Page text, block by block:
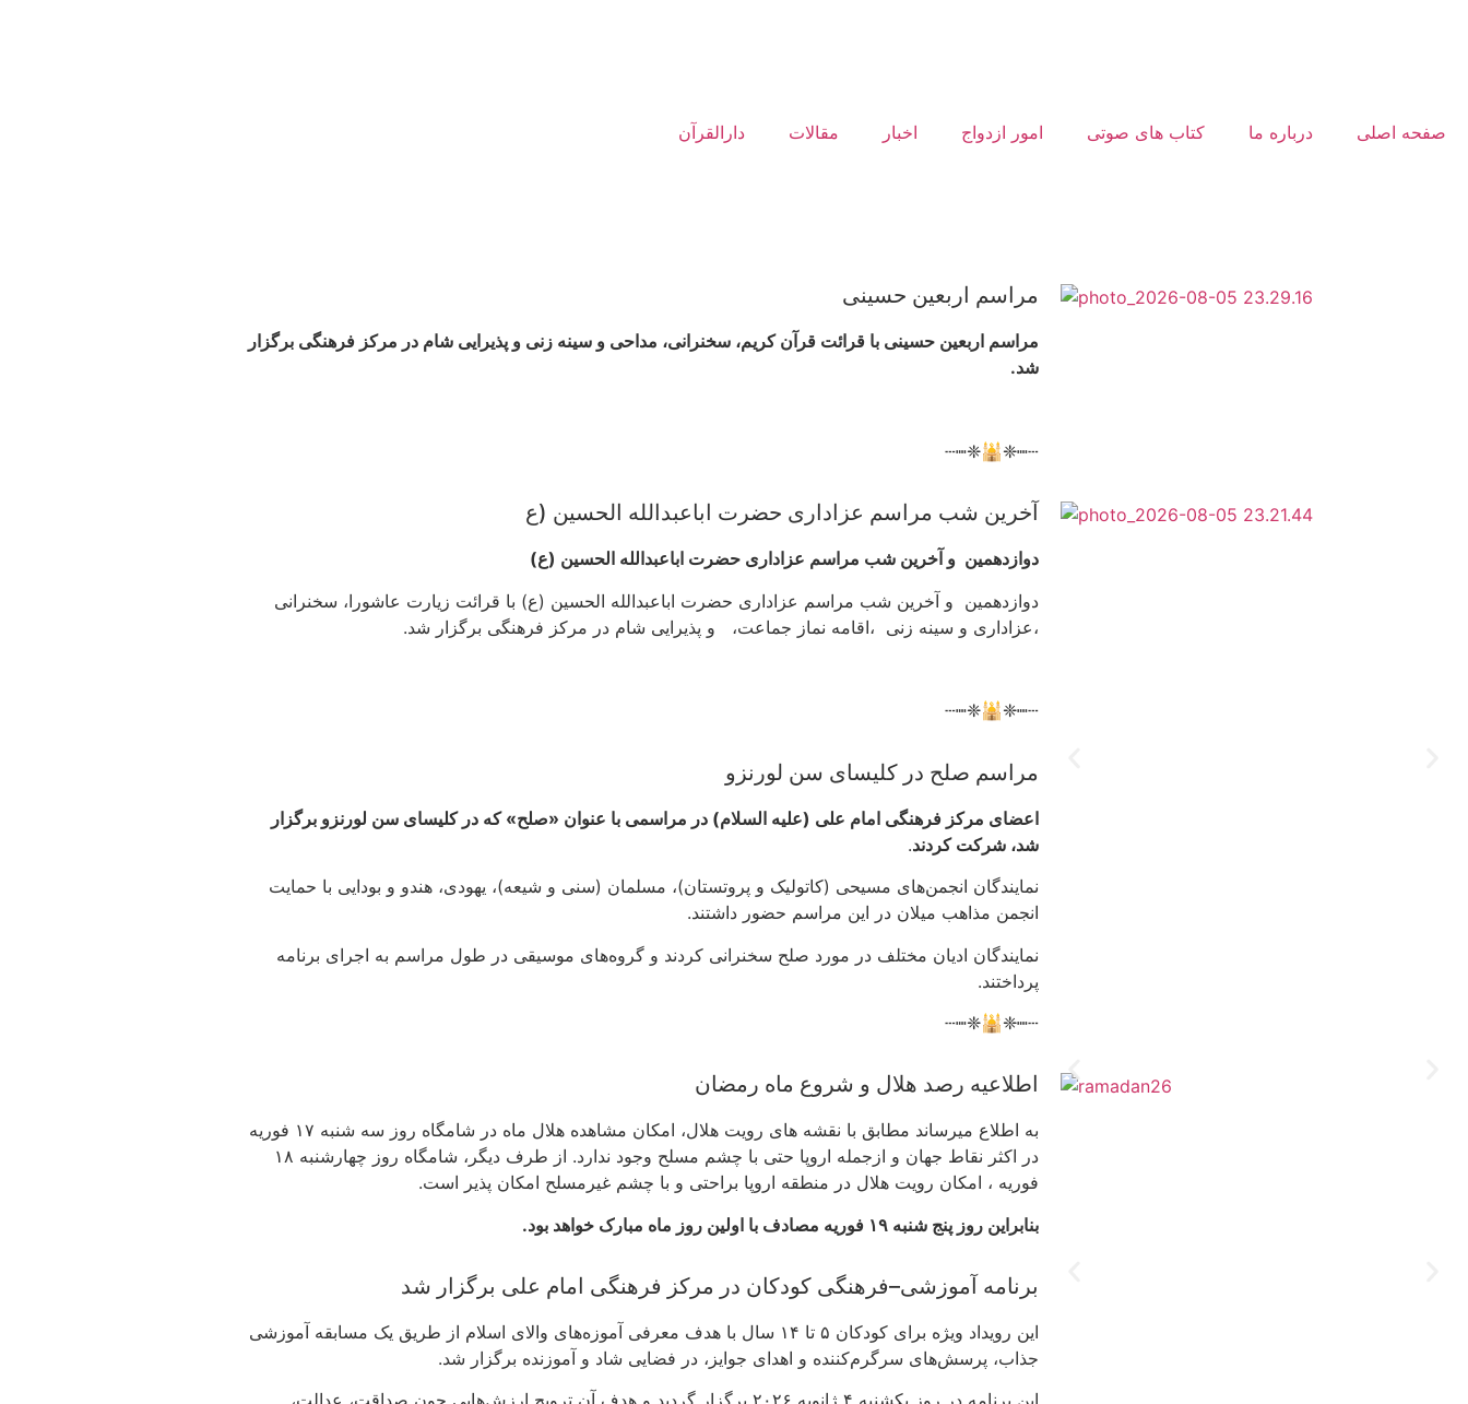
صفحه اصلی درباره ما کتاب های صوتی امور ازدواج اخبار مقالات دارالقرآن
مراسم اربعین حسینی
مراسم اربعین حسینی با قرائت قرآن کریم، سخنرانی، مداحی و سینه زنی و پذیرایی شام در مرکز فرهنگی برگزار
شد.
┄┉❈🕌❈┉┄
آخرین شب مراسم عزاداری حضرت اباعبدالله الحسین (ع
دوازدهمین و آخرین شب مراسم عزاداری حضرت اباعبدالله الحسین (ع)
دوازدهمین و آخرین شب مراسم عزاداری حضرت اباعبدالله الحسین (ع) با قرائت زیارت عاشورا، سخنرانی
،عزاداری و سینه زنی ،اقامه نماز جماعت، و پذیرایی شام در مرکز فرهنگی برگزار شد.
┄┉❈🕌❈┉┄
مراسم صلح در کلیسای سن لورنزو
اعضای مرکز فرهنگی امام علی (علیه السلام) در مراسمی با عنوان «صلح» که در کلیسای سن لورنزو برگزار
شد، شرکت کردند.
نمایندگان انجمن‌های مسیحی (کاتولیک و پروتستان)، مسلمان (سنی و شیعه)، یهودی، هندو و بودایی با حمایت
انجمن مذاهب میلان در این مراسم حضور داشتند.
نمایندگان ادیان مختلف در مورد صلح سخنرانی کردند و گروه‌های موسیقی در طول مراسم به اجرای برنامه
پرداختند.
┄┉❈🕌❈┉┄
اطلاعیه رصد هلال و شروع ماه رمضان
به اطلاع میرساند مطابق با نقشه های رویت هلال، امکان مشاهده هلال ماه در شامگاه روز سه شنبه ۱۷ فوریه
در اکثر نقاط جهان و ازجمله اروپا حتی با چشم مسلح وجود ندارد. از طرف دیگر، شامگاه روز چهارشنبه ۱۸
فوریه ، امکان رویت هلال در منطقه اروپا براحتی و با چشم غیرمسلح امکان پذیر است.
بنابراین روز پنج شنبه ۱۹ فوریه مصادف با اولین روز ماه مبارک خواهد بود.
برنامه آموزشی–فرهنگی کودکان در مرکز فرهنگی امام علی برگزار شد
این رویداد ویژه برای کودکان ۵ تا ۱۴ سال با هدف معرفی آموزه‌های والای اسلام از طریق یک مسابقه آموزشی
جذاب، پرسش‌های سرگرم‌کننده و اهدای جوایز، در فضایی شاد و آموزنده برگزار شد.